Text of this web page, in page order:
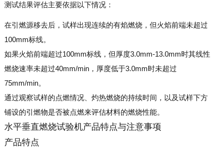
测试结果评估主要依据以下情况：
在引燃源移去后，试样出现连续的有焰燃烧，但火焰前端未超过
100mm标线。
如果火焰前端超过100mm标线，但厚度3.0mm-13.0mm时其线性
燃烧速率未超过40mm/min，厚度低于3.0mm时未超过
75mm/min。
通过观察试样的点燃情况、灼热燃烧的持续时间，以及试样下方
铺设的引燃物是否被点燃来评估材料的燃烧性能。
水平垂直燃烧试验机产品特点与注意事项
产品特点